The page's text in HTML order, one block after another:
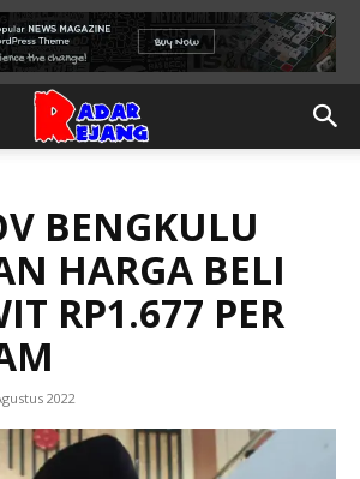
BENGKULU
HARGA BELI
RP1.677 PER
2022